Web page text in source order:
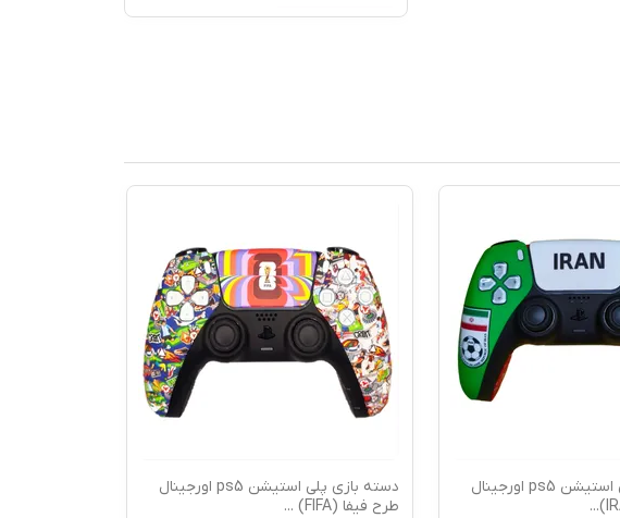
دسته بازی پلی استیشن ps5 اورجینال
...
دسته بازی پلی استیشن ps5 اورجینال
طرح فیفا (FIFA)
...